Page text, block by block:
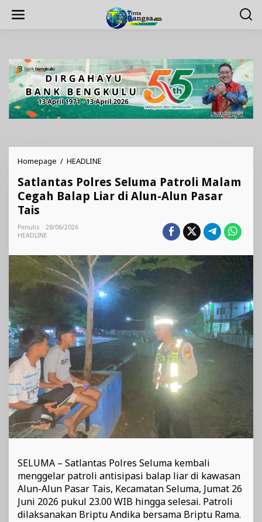
Homepage / HEADLINE
Seluma
Patroli
Malam
Alun-
Alun
Pasar
Tais
Satlantas Polres Seluma Patroli Malam
Cegah Balap Liar di Alun-Alun Pasar
Tais
Penulis
28/06/2026
HEADLINE
SELUMA – Satlantas Polres Seluma kembali
menggelar patroli antisipasi balap liar di kawasan
Alun-Alun Pasar Tais, Kecamatan Seluma, Jumat 26
Juni 2026 pukul 23.00 WIB hingga selesai. Patroli
dilaksanakan Briptu Andika bersama Briptu Rama.